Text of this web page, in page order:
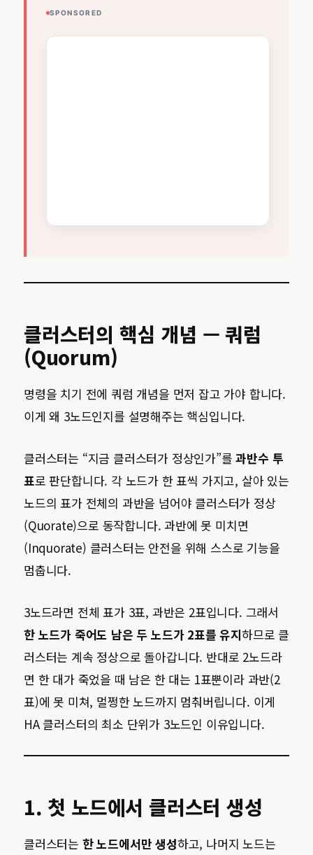
SPONSORED
클러스터의 핵심 개념 — 쿼럼
(Quorum)
명령을 치기 전에 쿼럼 개념을 먼저 잡고 가야 합니다.
이게 왜 3노드인지를 설명해주는 핵심입니다.
클러스터는 “지금 클러스터가 정상인가”를과반수 투
표로 판단합니다. 각 노드가 한 표씩 가지고, 살아 있는
노드의 표가 전체의 과반을 넘어야 클러스터가 정상
(Quorate)으로 동작합니다. 과반에 못 미치면
(Inquorate) 클러스터는 안전을 위해 스스로 기능을
멈춥니다.
3노드라면 전체 표가 3표, 과반은 2표입니다. 그래서
한 노드가 죽어도 남은 두 노드가 2표를 유지하므로 클
러스터는 계속 정상으로 돌아갑니다. 반대로 2노드라
면 한 대가 죽었을 때 남은 한 대는 1표뿐이라 과반(2
표)에 못 미쳐, 멀쩡한 노드까지 멈춰버립니다. 이게
HA 클러스터의 최소 단위가 3노드인 이유입니다.
1. 첫 노드에서 클러스터 생성
클러스터는 한 노드에서만 생성하고, 나머지 노드는